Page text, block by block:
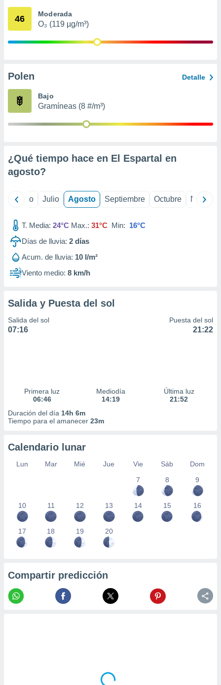
mediante
publicidad
de
46 Moderada
O₃ (119 µg/m³)
Polen Detalle
Bajo
Gramíneas (8 #/m³)
¿Qué tiempo hace en El Espartal en
agosto?
Junio Julio Agosto Septiembre Octubre
T. Media: 24°C Max.: 31°C Min: 16°C
Días de lluvia: 2 días
Acum. de lluvia: 10 l/m²
Viento medio: 8 km/h
Salida y Puesta del sol
Salida del sol
07:16
Puesta del sol
21:22
Primera luz
06:46
Mediodía
14:19
Última luz
21:52
Duración del día 14h 6m
Tiempo para el amanecer 23m
Calendario lunar
Lun Mar Mié Jue Vie Sáb
Dom
7
8 9
10 11 12 13 14 15 16
17 18 19 20
Compartir predicción